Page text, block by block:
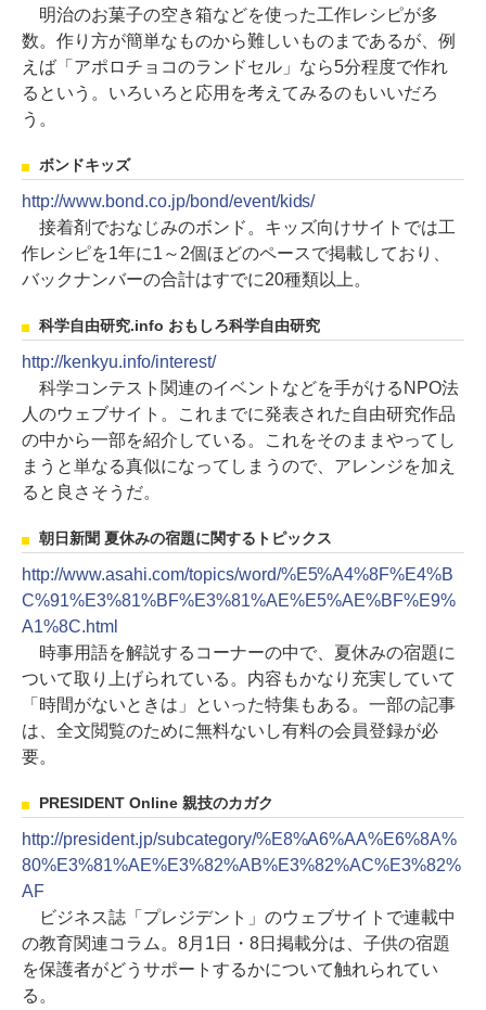
明治のお菓子の空き箱などを使った工作レシピが多
数。作り方が簡単なものから難しいものまであるが、例
えば「アポロチョコのランドセル」なら5分程度で作れ
るという。いろいろと応用を考えてみるのもいいだろ
う。
ボンドキッズ
http://www.bond.co.jp/bond/event/kids/
接着剤でおなじみのボンド。キッズ向けサイトでは工
作レシピを1年に1～2個ほどのペースで掲載しており、
バックナンバーの合計はすでに20種類以上。
科学自由研究.info おもしろ科学自由研究
http://kenkyu.info/interest/
科学コンテスト関連のイベントなどを手がけるNPO法
人のウェブサイト。これまでに発表された自由研究作品
の中から一部を紹介している。これをそのままやってし
まうと単なる真似になってしまうので、アレンジを加え
ると良さそうだ。
朝日新聞 夏休みの宿題に関するトピックス
http://www.asahi.com/topics/word/%E5%A4%8F%E4%B
C%91%E3%81%BF%E3%81%AE%E5%AE%BF%E9%
A1%8C.html
時事用語を解説するコーナーの中で、夏休みの宿題に
ついて取り上げられている。内容もかなり充実していて
「時間がないときは」といった特集もある。一部の記事
は、全文閲覧のために無料ないし有料の会員登録が必
要。
PRESIDENT Online 親技のカガク
http://president.jp/subcategory/%E8%A6%AA%E6%8A%
80%E3%81%AE%E3%82%AB%E3%82%AC%E3%82%
AF
ビジネス誌「プレジデント」のウェブサイトで連載中
の教育関連コラム。8月1日・8日掲載分は、子供の宿題
を保護者がどうサポートするかについて触れられてい
る。